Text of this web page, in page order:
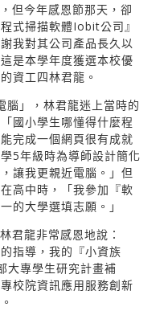
但今年感恩節那天，卻
式掃描軟體Iobit公司』
我對其公司產品長久以
是本學年度獲選本校優
資工四林君龍。
腦」，林君龍迷上當時的
國小學生哪懂得什麼程
完成一個網頁很有成就
5年級時為導師設計簡化
讓我更親近電腦。」但
高中時，「我參加『軟
的大學選填志願。」
君龍非常感恩地說：
指導，我的『小資族
專學生研究計畫補
校院資訊應用服務創新